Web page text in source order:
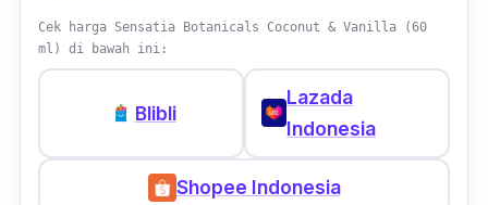
Cek harga Sensatia Botanicals Coconut & Vanilla (60
ml) di bawah ini:
Blibli
Lazada
Indonesia
Shopee Indonesia